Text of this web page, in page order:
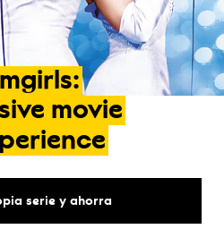
movie
serie y ahorra